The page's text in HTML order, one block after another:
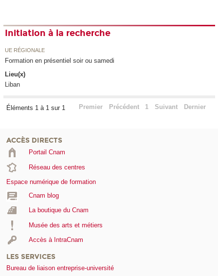
Initiation à la recherche
UE RÉGIONALE
Formation en présentiel soir ou samedi
Lieu(x)
Liban
Éléments 1 à 1 sur 1 Premier Précédent 1 Suivant Dernier
ACCÈS DIRECTS
Portail Cnam
Réseau des centres
Espace numérique de formation
Cnam blog
La boutique du Cnam
Musée des arts et métiers
Accès à IntraCnam
LES SERVICES
Bureau de liaison entreprise-université